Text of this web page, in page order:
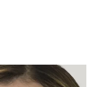
計送達日期 8/13/26